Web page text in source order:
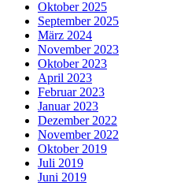
Oktober 2025
September 2025
März 2024
November 2023
Oktober 2023
April 2023
Februar 2023
Januar 2023
Dezember 2022
November 2022
Oktober 2019
Juli 2019
Juni 2019